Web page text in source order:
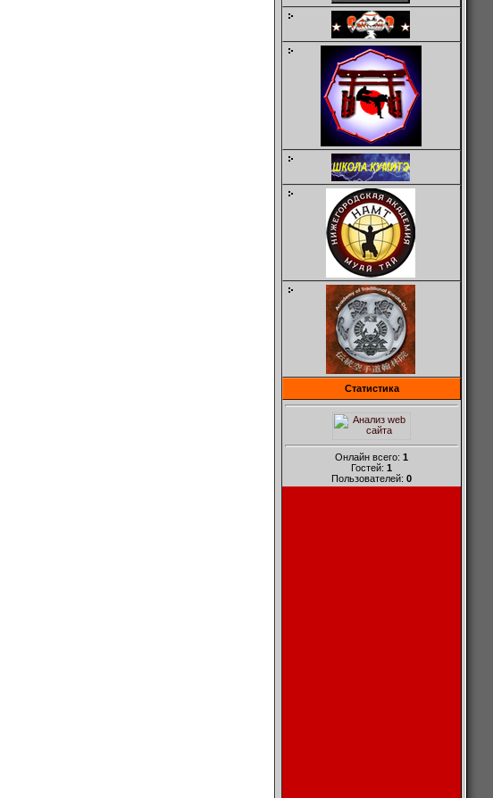
Статистика
Онлайн всего: 1
Гостей: 1
Пользователей: 0